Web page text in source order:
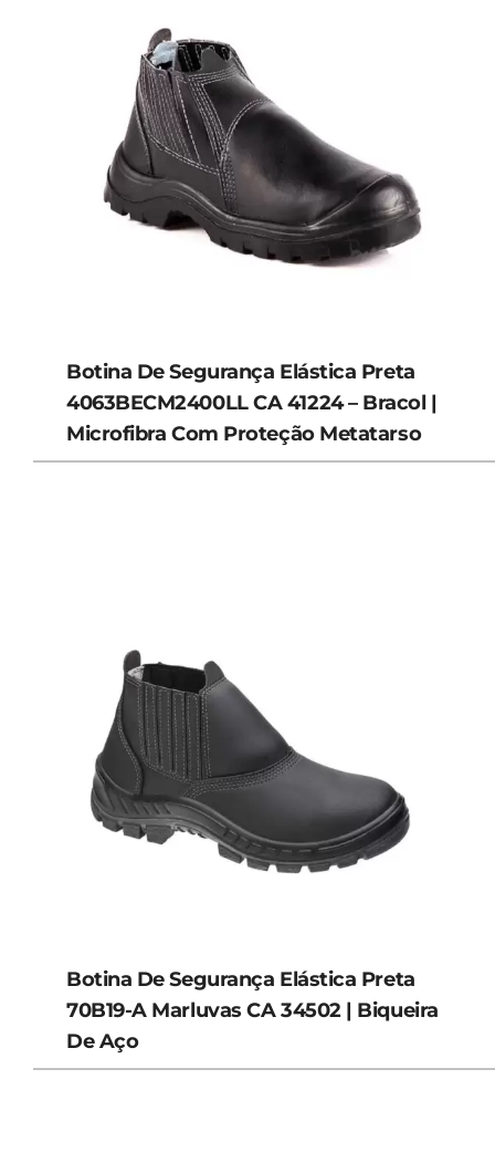
Botina De Segurança Elástica Preta
4063BECM2400LL CA 41224 – Bracol |
Microfibra Com Proteção Metatarso
Botina De Segurança Elástica Preta
70B19-A Marluvas CA 34502 | Biqueira
De Aço